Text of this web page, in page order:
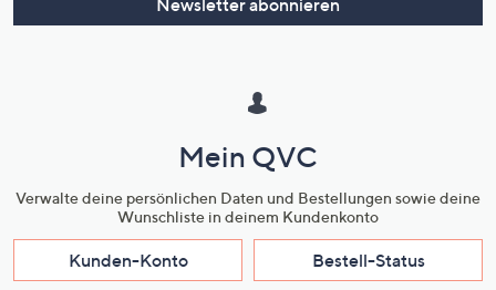
Mein QVC
Verwalte deine persönlichen Daten und Bestellungen sowie deine
Wunschliste in deinem Kundenkonto
Kunden-Konto Bestell-Status